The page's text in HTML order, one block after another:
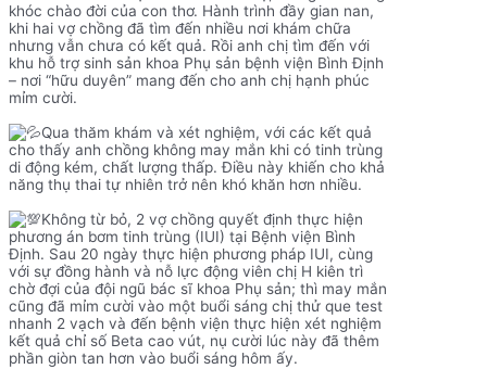
khóc chào đời của con thơ. Hành trình đầy gian nan,
khi hai vợ chồng đã tìm đến nhiều nơi khám chữa
nhưng vẫn chưa có kết quả. Rồi anh chị tìm đến với
khu hỗ trợ sinh sản khoa Phụ sản bệnh viện Bình Định
– nơi “hữu duyên” mang đến cho anh chị hạnh phúc
mỉm cười.
Qua thăm khám và xét nghiệm, với các kết quả
cho thấy anh chồng không may mắn khi có tinh trùng
di động kém, chất lượng thấp. Điều này khiến cho khả
năng thụ thai tự nhiên trở nên khó khăn hơn nhiều.
Không từ bỏ, 2 vợ chồng quyết định thực hiện
phương án bơm tinh trùng (IUI) tại Bệnh viện Bình
Định. Sau 20 ngày thực hiện phương pháp IUI, cùng
với sự đồng hành và nỗ lực động viên chị H kiên trì
chờ đợi của đội ngũ bác sĩ khoa Phụ sản; thì may mắn
cũng đã mỉm cười vào một buổi sáng chị thử que test
nhanh 2 vạch và đến bệnh viện thực hiện xét nghiệm
kết quả chỉ số Beta cao vút, nụ cười lúc này đã thêm
phần giòn tan hơn vào buổi sáng hôm ấy.